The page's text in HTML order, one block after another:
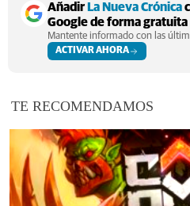
Añadir La Nueva Crónica
Google de forma gratuita
Mantente informado con las
ACTIVAR AHORA
TE RECOMENDAMOS